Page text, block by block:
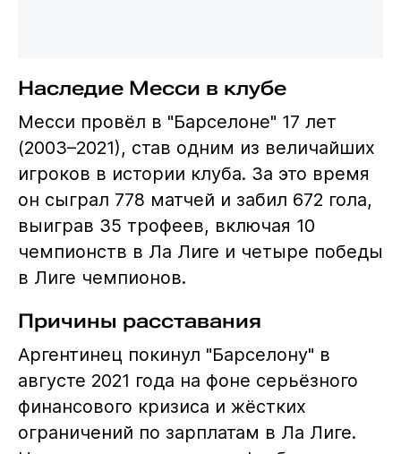
Наследие Месси в клубе
Месси провёл в "Барселоне" 17 лет
(2003–2021), став одним из величайших
игроков в истории клуба. За это время
он сыграл 778 матчей и забил 672 гола,
выиграв 35 трофеев, включая 10
чемпионств в Ла Лиге и четыре победы
в Лиге чемпионов.
Причины расставания
Аргентинец покинул "Барселону" в
августе 2021 года на фоне серьёзного
финансового кризиса и жёстких
ограничений по зарплатам в Ла Лиге.